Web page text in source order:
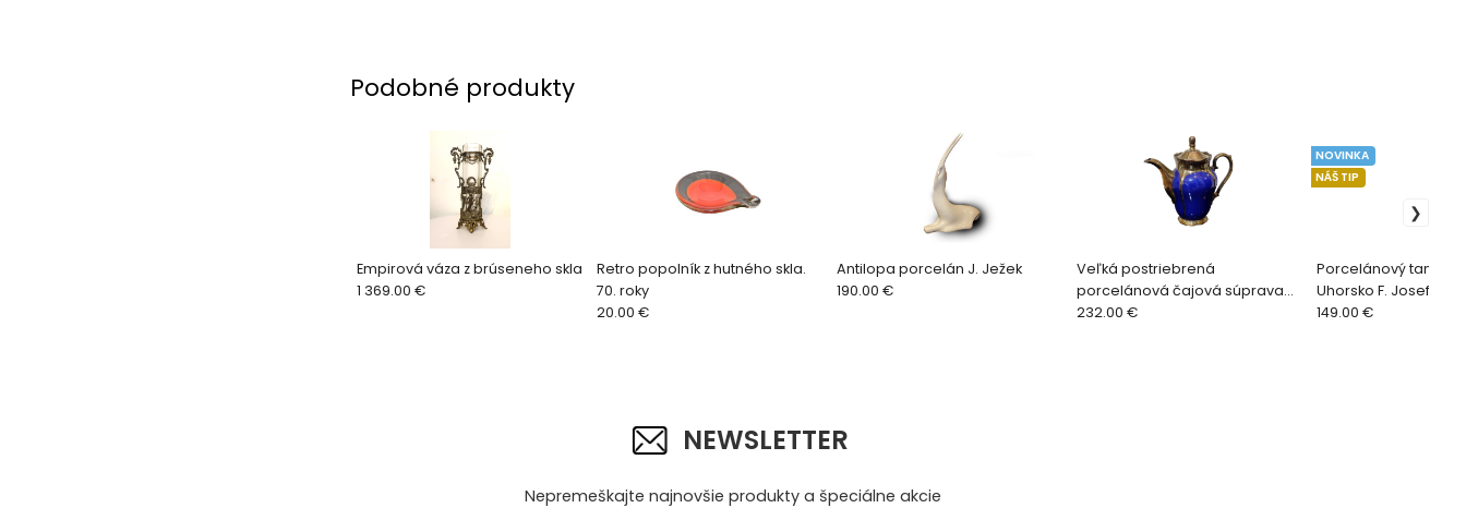
Podobné produkty
Empirová váza z brúseneho skla
1 369.00 €
Retro popolník z hutného skla.
70. roky
20.00 €
Antilopa porcelán J. Ježek
190.00 €
Veľká postriebrená
porcelánová čajová súprava
Bavaria
232.00 €
Porcelánový tanier
Uhorsko F. Josef a
stav
NOVINKA
NÁŠ TIP
149.00 €
NEWSLETTER
Nepremeškajte najnovšie produkty a špeciálne akcie